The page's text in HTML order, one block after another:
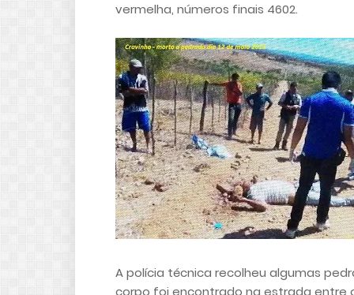
vermelha, números finais 4602.
A polícia técnica recolheu algumas
corpo foi encontrado na estrada entre